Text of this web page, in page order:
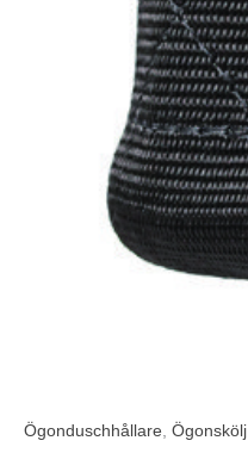
Ögonduschhållare Ögonskölj